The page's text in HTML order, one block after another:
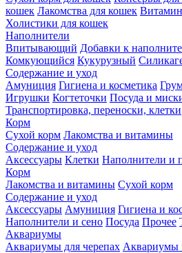
кошек Лакомства для кошек
Холистики для кошек
Наполнители
Впитывающий Добавки к
Комкующийся Кукурузный
Содержание и уход
Амуниция Гигиена и косметика
Игрушки Когтеточки Посуда и
Транспортировка, переноски, клетки
Корм
Сухой корм Лакомства и витамины
Содержание и уход
Аксессуары Клетки Наполнители и
Корм
Лакомства и витамины Сухой корм
Содержание и уход
Аксессуары Амуниция Гигиена и
Наполнители и сено Посуда Прочее
Аквариумы
Аквариумы для черепах Аквариумы